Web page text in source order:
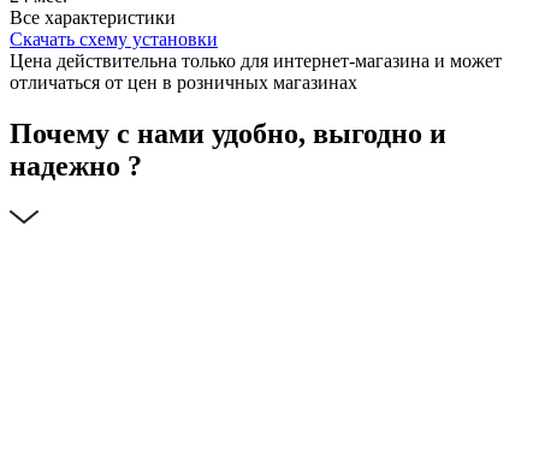
Все характеристики
Скачать схему установки
Цена действительна только для интернет-магазина и может
отличаться от цен в розничных магазинах
Почему с нами удобно, выгодно и
надежно ?